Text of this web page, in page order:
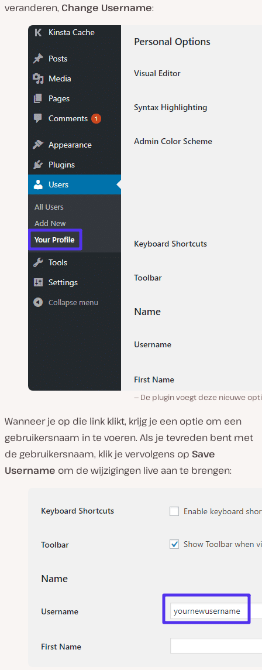
veranderen, Change Username:
De plugin voegt deze nieuwe
Wanneer je op die link klikt, krijg je een optie om een
gebruikersnaam in te voeren. Als je tevreden bent met
de gebruikersnaam, klik je vervolgens op Save
Username om de wijzigingen live aan te brengen: